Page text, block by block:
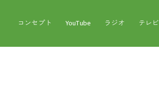
コンセプト YouTube ラジオ テレビ